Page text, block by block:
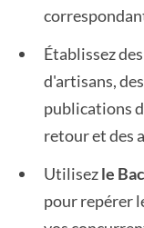
Établissez
d'artisans,
publications
retour et des
Utilisezle
pour repérer